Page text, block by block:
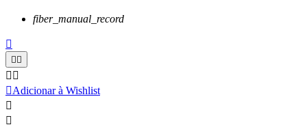
fiber_manual_record

 
 
Adicionar à Wishlist

